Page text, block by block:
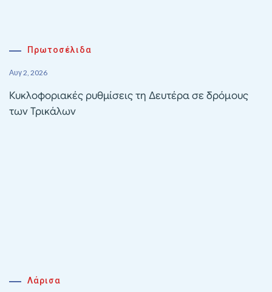
Πρωτοσέλιδα
Αυγ 2, 2026
Κυκλοφοριακές ρυθμίσεις τη Δευτέρα σε δρόμους
των Τρικάλων
Λάρισα